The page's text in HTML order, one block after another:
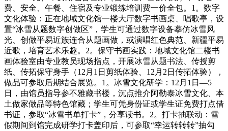
费、安全、午餐、住宿及专业锻练培训费一价全包。1。数字
文化体验：正在地域文化馆一楼大厅数字书画桌、唱歌亭，设
置“冰雪从题数字创做区”，学生可通过数字设备摹仿冰雪风
光、创做平易近族连合从题画做，或演唱红色典范、新疆平易
近歌，培育艺术乐趣。2。保守书画实践：地域文化馆二楼书
画体验室由专业教员现场指点，开展冰雪从题书法、传授剪
纸、传拓保守身手（12月1日剪纸体验、12月2日传拓体验），
做品可参取后期结合展览。1。冰雪文化研学：12月1日—5
日，由馆员指导参不雅藏书楼，沉点推介阿勒泰冰雪文化、本
土做家做品等特色馆藏；学生可凭身份证或学生证免费打点借
书证，参取“冰雪书单打卡”，分享读书。2。打卡抽联动：雪
假期间到馆完成研学打卡盖印后，可参取“幸运转转转”抽勾